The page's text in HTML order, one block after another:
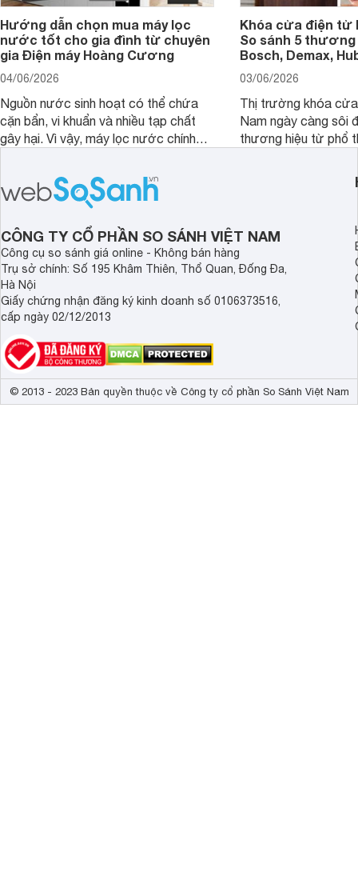
Hướng dẫn chọn mua máy lọc
nước tốt cho gia đình từ chuyên
gia Điện máy Hoàng Cương
04/06/2026
Nguồn nước sinh hoạt có thể chứa
cặn bẩn, vi khuẩn và nhiều tạp chất
gây hại. Vì vậy, máy lọc nước chính
sức khỏe và đảm bảo nguồn nước
sạch cho cả gia đình.
Khóa cửa điện tử
So sánh 5 thương
Bosch, Demax,
03/06/2026
Thị trường khóa
Nam ngày càng sôi
thương hiệu từ phổ
cửa điện tử hãng
sẽ so sánh 5
Demax, Hubert và
CÔNG TY CỔ PHẦN SO SÁNH VIỆT NAM
Công cụ so sánh giá online - Không bán hàng
Trụ sở chính: Số 195 Khâm Thiên, Thổ Quan, Đống Đa,
Hà Nội
Giấy chứng nhận đăng ký kinh doanh số 0106373516,
cấp ngày 02/12/2013
© 2013 - 2023 Bản quyền thuộc về Công ty cổ phần So Sánh Việt Nam